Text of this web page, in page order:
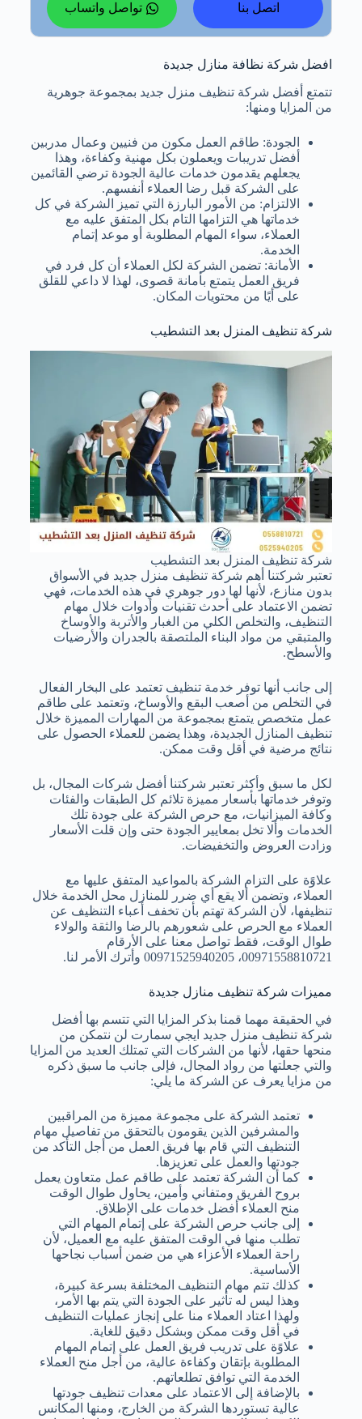
اتصل بنا تواصل واتساب
افضل شركة نظافة منازل جديدة
تتمتع أفضل شركة تنظيف منزل جديد بمجموعة جوهرية
من المزايا ومنها:
الجودة: طاقم العمل مكون من فنيين وعمال مدربين
أفضل تدريبات ويعملون بكل مهنية وكفاءة، وهذا
يجعلهم يقدمون خدمات عالية الجودة ترضي القائمين
على الشركة قبل رضا العملاء أنفسهم.
الالتزام: من الأمور البارزة التي تميز الشركة في كل
خدماتها هي التزامها التام بكل المتفق عليه مع
العملاء، سواء المهام المطلوبة أو موعد إتمام
الخدمة.
الأمانة: تضمن الشركة لكل العملاء أن كل فرد في
فريق العمل يتمتع بأمانة قصوى، لهذا لا داعي للقلق
على أيًا من محتويات المكان.
شركة تنظيف المنزل بعد التشطيب
شركة تنظيف المنزل بعد التشطيب
تعتبر شركتنا أهم شركة تنظيف منزل جديد في الأسواق
بدون منازع، لأنها لها دور جوهري في هذه الخدمات، فهي
تضمن الاعتماد على أحدث تقنيات وأدوات خلال مهام
التنظيف، والتخلص الكلي من الغبار والأتربة والأوساخ
والمتبقي من مواد البناء الملتصقة بالجدران والأرضيات
والأسطح.
إلى جانب أنها توفر خدمة تنظيف تعتمد على البخار الفعال
في التخلص من أصعب البقع والأوساخ، وتعتمد على طاقم
عمل متخصص يتمتع بمجموعة من المهارات المميزة خلال
تنظيف المنازل الجديدة، وهذا يضمن للعملاء الحصول على
نتائج مرضية في أقل وقت ممكن.
لكل ما سبق وأكثر تعتبر شركتنا أفضل شركات المجال، بل
وتوفر خدماتها بأسعار مميزة تلائم كل الطبقات والفئات
وكافة الميزانيات، مع حرص الشركة على جودة تلك
الخدمات وألا تخل بمعايير الجودة حتى وإن قلت الأسعار
وزادت العروض والتخفيضات.
علاوًة على التزام الشركة بالمواعيد المتفق عليها مع
العملاء، وتضمن ألا يقع أي ضرر للمنازل محل الخدمة خلال
تنظيفها، لأن الشركة تهتم بأن تخفف أعباء التنظيف عن
العملاء مع الحرص على شعورهم بالرضا والثقة والولاء
طوال الوقت، فقط تواصل معنا على الأرقام
00971558810721، 00971525940205 وأترك الأمر لنا.
مميزات شركة تنظيف منازل جديدة
في الحقيقة مهما قمنا بذكر المزايا التي تتسم بها أفضل
شركة تنظيف منزل جديد ايجي سمارت لن نتمكن من
منحها حقها، لأنها من الشركات التي تمتلك العديد من المزايا
والتي جعلتها من رواد المجال، فإلى جانب ما سبق ذكره
من مزايا يعرف عن الشركة ما يلي:
تعتمد الشركة على مجموعة مميزة من المراقبين
والمشرفين الذين يقومون بالتحقق من تفاصيل مهام
التنظيف التي قام بها فريق العمل من أجل التأكد من
جودتها والعمل على تعزيزها.
كما أن الشركة تعتمد على طاقم عمل متعاون يعمل
بروح الفريق ومتفاني وأمين، يحاول طوال الوقت
منح العملاء أفضل خدمات على الإطلاق.
إلى جانب حرص الشركة على إتمام المهام التي
تطلب منها في الوقت المتفق عليه مع العميل، لأن
راحة العملاء الأعزاء هي من ضمن أسباب نجاحها
الأساسية.
كذلك تتم مهام التنظيف المختلفة بسرعة كبيرة،
وهذا ليس له تأثير على الجودة التي يتم بها الأمر،
ولهذا اعتاد العملاء منا على إنجاز عمليات التنظيف
في أقل وقت ممكن وبشكل دقيق للغاية.
علاوًة على تدريب فريق العمل على إتمام المهام
المطلوبة بإتقان وكفاءة عالية، من أجل منح العملاء
الخدمة التي توافق تطلعاتهم.
بالإضافة إلى الاعتماد على معدات تنظيف جودتها
عالية تستوردها الشركة من الخارج، ومنها المكانس